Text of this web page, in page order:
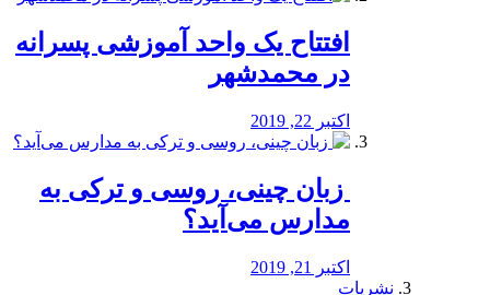
افتتاح یک واحد آموزشی پسرانه
در محمدشهر
اکتبر 22, 2019
️ زبان چینی، روسی و ترکی به
مدارس می‌آید؟
اکتبر 21, 2019
نشریات